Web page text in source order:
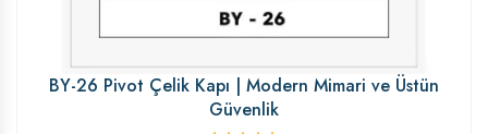
BY-26 Pivot Çelik Kapı | Modern Mimari ve Üstün
Güvenlik